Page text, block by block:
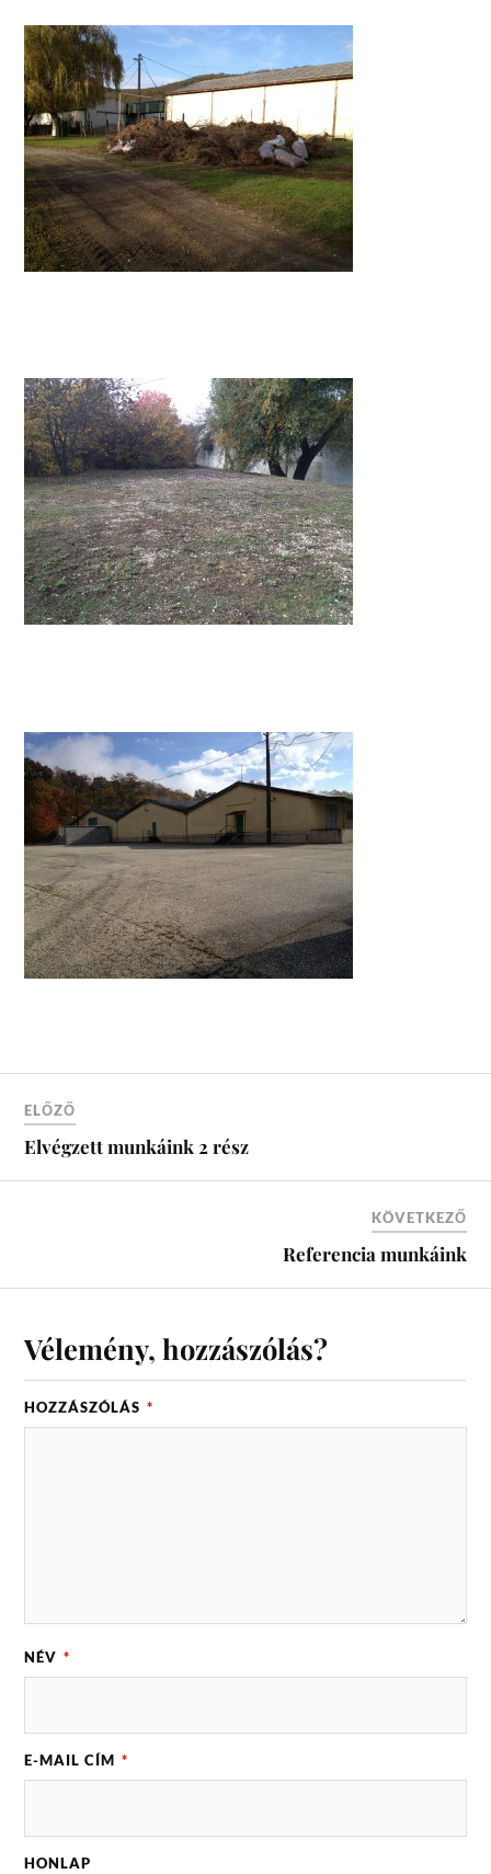
ELŐZŐ
Elvégzett munkáink 2 rész
KÖVETKEZŐ
Referencia munkáink
Vélemény, hozzászólás?
HOZZÁSZÓLÁS *
NÉV *
E-MAIL CÍM *
HONLAP